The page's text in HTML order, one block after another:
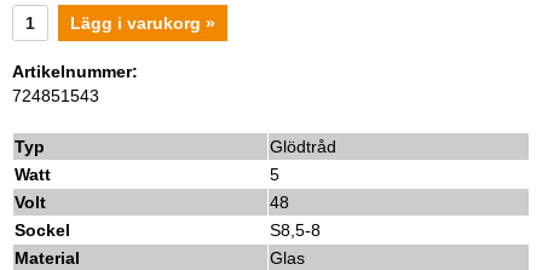
Lägg i varukorg »
Artikelnummer:
724851543
Typ
Glödtråd
Watt
5
Volt
48
Sockel
S8,5-8
Material
Glas